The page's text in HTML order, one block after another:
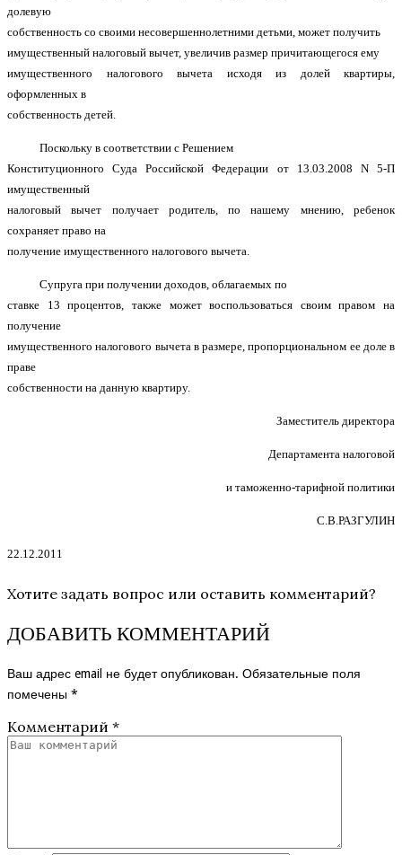
долевую
собственность со своими несовершеннолетними детьми, может получить
имущественный налоговый вычет, увеличив размер причитающегося ему
имущественного налогового вычета исходя из долей квартиры,
оформленных в
собственность детей.
Поскольку в соответствии с Решением
Конституционного Суда Российской Федерации от 13.03.2008 N 5-П
имущественный
налоговый вычет получает родитель, по нашему мнению, ребенок
сохраняет право на
получение имущественного налогового вычета.
Супруга при получении доходов, облагаемых по
ставке 13 процентов, также может воспользоваться своим правом на
получение
имущественного налогового вычета в размере, пропорциональном ее доле в
праве
собственности на данную квартиру.
Заместитель директора
Департамента налоговой
и таможенно-тарифной политики
С.В.РАЗГУЛИН
22.12.2011
Хотите задать вопрос или оставить комментарий?
ДОБАВИТЬ КОММЕНТАРИЙ
Ваш адрес email не будет опубликован. Обязательные поля
помечены *
Комментарий *